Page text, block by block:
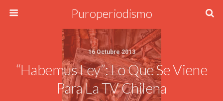
Puroperiodismo
16 Octubre 2013
“Habemus Ley”: Lo Que Se Viene
Para La TV Chilena